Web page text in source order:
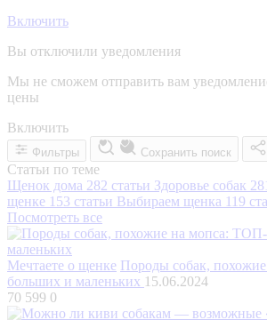
Включить
Вы отключили уведомления
Мы не сможем отправить вам
цены
Включить
Фильтры Сохранить поиск
Статьи по теме
Щенок дома 282 статьи Здоровье собак
щенке 153 статьи Выбираем щенка 119
Посмотреть все
Мечтаете о щенке Породы собак,
больших и маленьких 15.06.2024
70 599 0